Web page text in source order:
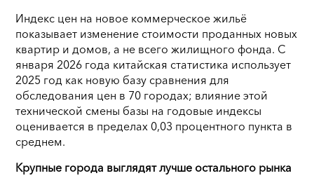
Индекс цен на новое коммерческое жильё
показывает изменение стоимости проданных новых
квартир и домов, а не всего жилищного фонда. С
января 2026 года китайская статистика использует
2025 год как новую базу сравнения для
обследования цен в 70 городах; влияние этой
технической смены базы на годовые индексы
оценивается в пределах 0,03 процентного пункта в
среднем.
Крупные города выглядят лучше остального рынка